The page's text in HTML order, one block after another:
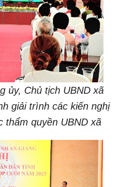
ủy, Chủ tịch UBND xã
giải trình các kiến nghị
thẩm quyền UBND xã